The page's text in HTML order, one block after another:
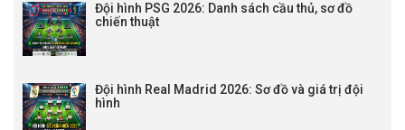
Đội hình PSG 2026: Danh sách cầu thủ, sơ đồ
chiến thuật
Đội hình Real Madrid 2026: Sơ đồ và giá trị đội
hình